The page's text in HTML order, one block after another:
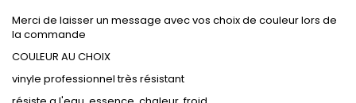
Merci de laisser un message avec vos choix de couleur lors de
la commande
COULEUR AU CHOIX
vinyle professionnel très résistant